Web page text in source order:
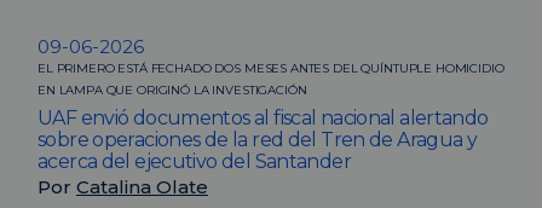
09-06-2026
EL PRIMERO ESTÁ FECHADO DOS MESES ANTES DEL QUÍNTUPLE HOMICIDIO
EN LAMPA QUE ORIGINÓ LA INVESTIGACIÓN
UAF envió documentos al fiscal nacional alertando
sobre operaciones de la red del Tren de Aragua y
acerca del ejecutivo del Santander
Por Catalina Olate